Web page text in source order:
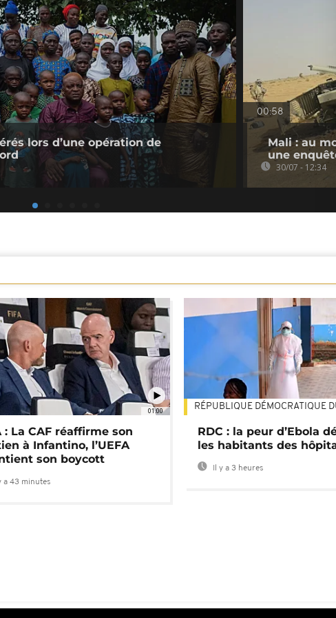
lors d’une opération de
00:58
Mali : au
une
30/07 - 12:34
01:00
: La CAF réaffirme son
à Infantino, l’UEFA
son boycott
a 43 minutes
RÉPUBLIQUE DÉMOCRATIQUE
RDC : la peur d’Ebola
les habitants des
Il y a 3 heures